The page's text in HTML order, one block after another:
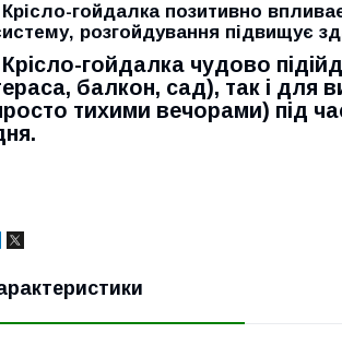
гойдалка позитивно
розгойдування підвищує
гойдалка чудово
балкон, сад), так і для
тихими вечорами) під